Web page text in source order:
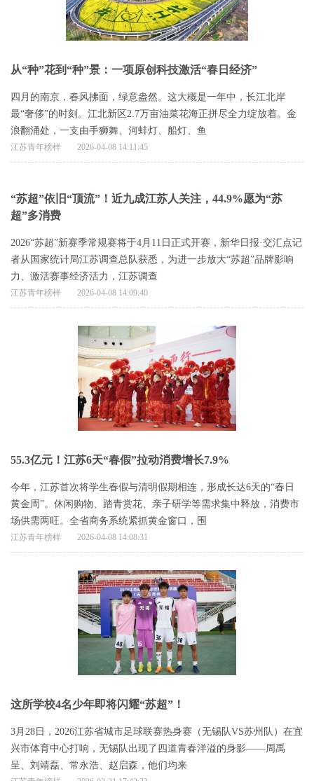
从“种”花到“种”景：一项原创科技激活“春日经济”
四月的南京，春风拂面，绿意盎然。这大概是一年中，长江北岸
最“奢侈”的时刻。江北新区2.7万亩油菜花海正拼尽全力绽放着。金
浪翻涌处，一支由手狮舞、河蚌灯、船灯、鱼
江苏青年榜样 2026-04-08 14:11:45
“苏超”依旧“顶流”！近九成江苏人关注，44.9%愿为“苏
超”多消费
2026“苏超”新赛季常规赛将于4月11日正式开赛，新华日报·交汇点记
者从国家统计局江苏调查总队获悉，为进一步放大“苏超”品牌影响
力、激活赛事经济活力，江苏调查
江苏青年榜样 2026-04-08 14:09:40
55.3亿元！江苏6天“春假”拉动消费增长7.9%
今年，江苏首次将学生春假与清明假期相连，形成长达6天的“春日
黄金周”。休闲购物、踏青赏花、亲子研学等需求集中释放，消费市
场供需两旺。全省商务系统紧抓黄金窗口，围
江苏青年榜样 2026-04-08 14:08:31
这所学校4名少年即将闪耀“苏超”！
3月28日，2026江苏省城市足球联赛热身赛（无锡队VS苏州队）在宜
兴市体育中心打响，无锡队出现了四道青春洋溢的身影——周禹
呈、刘靖磊、常永浩、赵启森，他们均来